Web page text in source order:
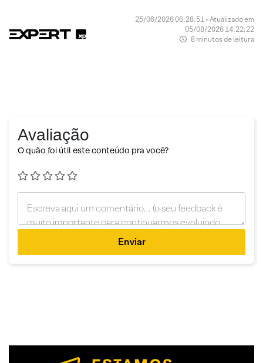
25/06/2026 06:28:51 • Atualizado em
05/08/2026 14:22:22
8 minutos de leitura
Avaliação
O quão foi útil este conteúdo pra você?
Enviar